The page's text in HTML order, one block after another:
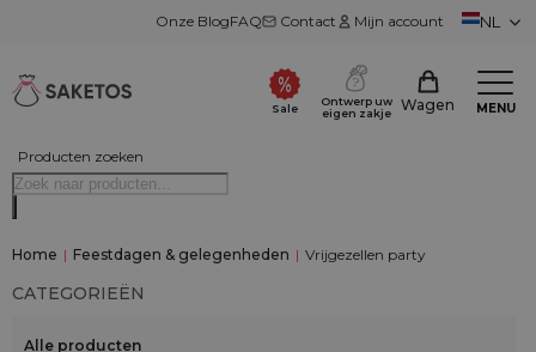
Onze BlogFAQ Contact Mijn account NL
Producten zoeken
Sale
Ontwerp uw
eigen zakje
Wagen MENU
Home | Feestdagen & gelegenheden | Vrijgezellen party
CATEGORIEËN
Alle producten